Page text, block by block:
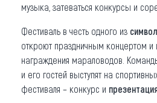
музыка, затеваться конкурсы и
Фестиваль в честь одного из
откроют праздничным концертом
награждения мараловодов.
и его гостей выступят на
фестиваля – конкурс и